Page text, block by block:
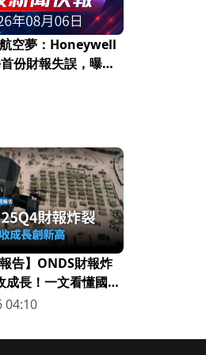
空夢：Honeywell
份財報失誤，曝出
告】ONDS財報炸
成長！一文看懂國防
04:10